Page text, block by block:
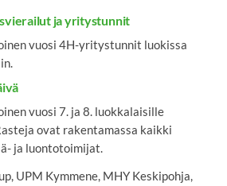
ja yritystunnit
vuosi 4H-yritystunnit luokissa
vuosi 7. ja 8. luokkalaisille
ovat rakentamassa kaikki
ja luontotoimijat.
UPM Kymmene, MHY Keskipohja,